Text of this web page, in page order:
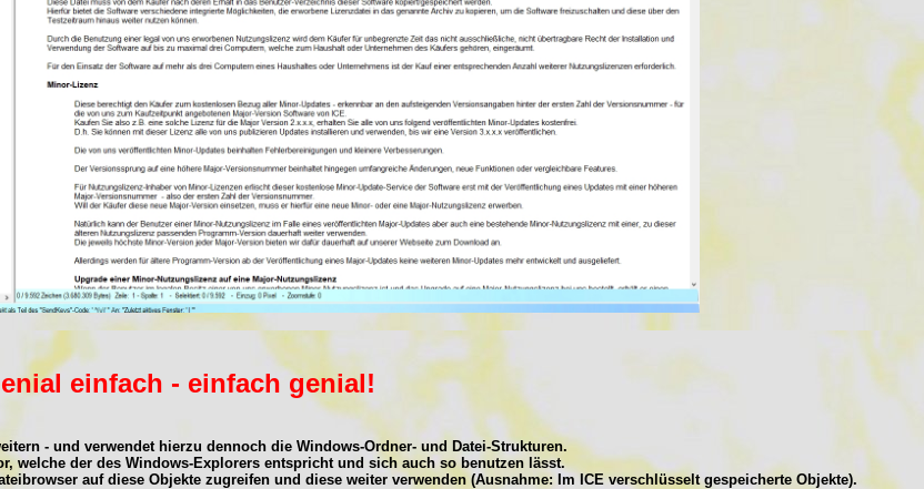
einfach - einfach genial!
- und verwendet hierzu dennoch die Windows-Ordner- und Datei-Strukturen.
welche der des Windows-Explorers entspricht und sich auch so benutzen lässt.
auf diese Objekte zugreifen und diese weiter verwenden (Ausnahme: Im ICE verschlüsselt gespeicherte Objekte).